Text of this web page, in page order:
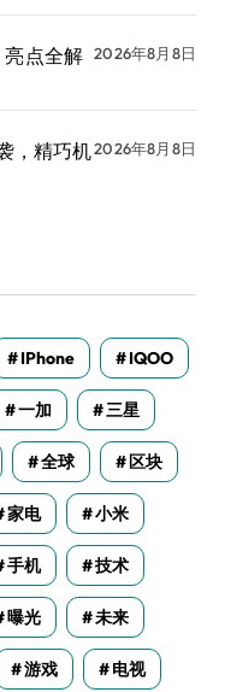
亮点全解 2026年8月8日
，精巧机2026年8月8日
IPhone IQOO
一加 三星
全球 区块
家电 小米
手机 技术
曝光 未来
游戏 电视